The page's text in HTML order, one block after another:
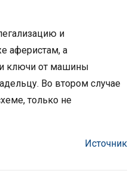
и
аферистам, а
ключи от машины
Во втором случае
только не
Источник